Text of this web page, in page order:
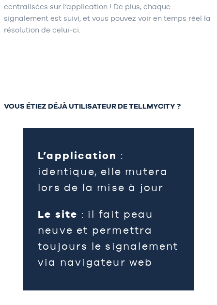
centralisées sur l’application ! De plus, chaque
signalement est suivi, et vous pouvez voir en temps réel la
résolution de celui-ci.
VOUS ÉTIEZ DÉJÀ UTILISATEUR DE TELLMYCITY ?
L’application :
identique, elle mutera
lors de la mise à jour
Le site : il fait peau
neuve et permettra
toujours le signalement
via navigateur web